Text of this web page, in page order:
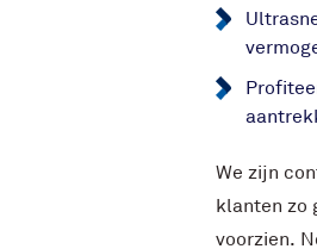
We zijn
klanten zo
voorzien.